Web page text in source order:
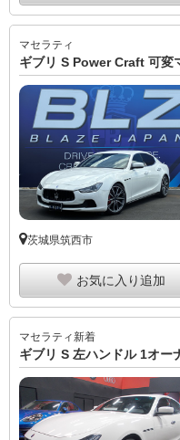
マセラティ
ギブリ S Power Craft 可変
茨城県筑西市
お気に入り追加
マセラティ新着
ギブリ S 左ハンドル 1オー